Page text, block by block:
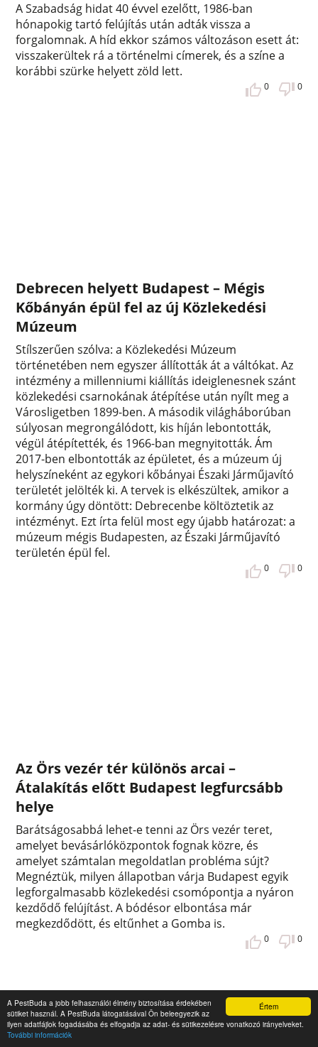
Értem
A PestBuda a jobb felhasználói élmény biztosítása érdekében
sütiket használ. A PestBuda látogatásával Ön beleegyezik az
ilyen adatfájlok fogadásába és elfogadja az adat- és sütikezelésre vonatkozó irányelveket.
További információk
A Szabadság hidat 40 évvel ezelőtt, 1986-ban
hónapokig tartó felújítás után adták vissza a
forgalomnak. A híd ekkor számos változáson esett át:
visszakerültek rá a történelmi címerek, és a színe a
korábbi szürke helyett zöld lett.
0 0
Debrecen helyett Budapest – Mégis
Kőbányán épül fel az új Közlekedési
Múzeum
Stílszerűen szólva: a Közlekedési Múzeum
történetében nem egyszer állították át a váltókat. Az
intézmény a millenniumi kiállítás ideiglenesnek szánt
közlekedési csarnokának átépítése után nyílt meg a
Városligetben 1899-ben. A második világháborúban
súlyosan megrongálódott, kis híján lebontották,
végül átépítették, és 1966-ban megnyitották. Ám
2017-ben elbontották az épületet, és a múzeum új
helyszíneként az egykori kőbányai Északi Járműjavító
területét jelölték ki. A tervek is elkészültek, amikor a
kormány úgy döntött: Debrecenbe költöztetik az
intézményt. Ezt írta felül most egy újabb határozat: a
múzeum mégis Budapesten, az Északi Járműjavító
területén épül fel.
0 0
Az Örs vezér tér különös arcai –
Átalakítás előtt Budapest legfurcsább
helye
Barátságosabbá lehet-e tenni az Örs vezér teret,
amelyet bevásárlóközpontok fognak közre, és
amelyet számtalan megoldatlan probléma sújt?
Megnéztük, milyen állapotban várja Budapest egyik
legforgalmasabb közlekedési csomópontja a nyáron
kezdődő felújítást. A bódésor elbontása már
megkezdődött, és eltűnhet a Gomba is.
0 0